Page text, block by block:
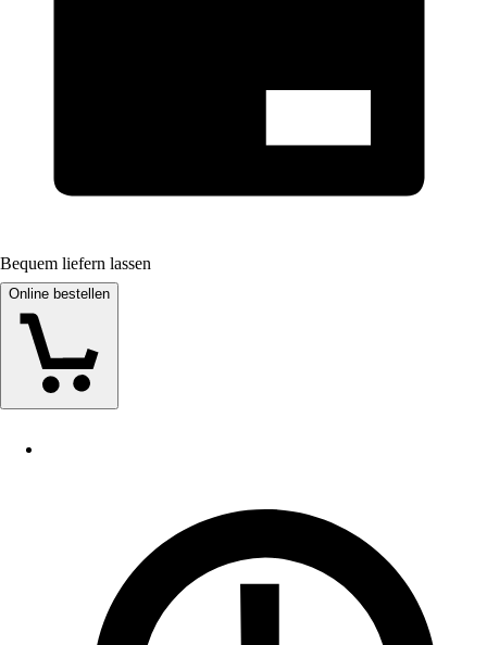
Bequem liefern lassen
Online bestellen